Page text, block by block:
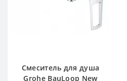
Смеситель для душа
Grohe BauLoop New